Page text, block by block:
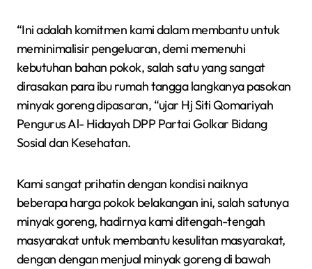
“Ini adalah komitmen kami dalam membantu untuk
meminimalisir pengeluaran, demi memenuhi
kebutuhan bahan pokok, salah satu yang sangat
dirasakan para ibu rumah tangga langkanya pasokan
minyak goreng dipasaran, “ujar Hj Siti Qomariyah
Pengurus Al- Hidayah DPP Partai Golkar Bidang
Sosial dan Kesehatan.
Kami sangat prihatin dengan kondisi naiknya
beberapa harga pokok belakangan ini, salah satunya
minyak goreng, hadirnya kami ditengah-tengah
masyarakat untuk membantu kesulitan masyarakat,
dengan dengan menjual minyak goreng di bawah